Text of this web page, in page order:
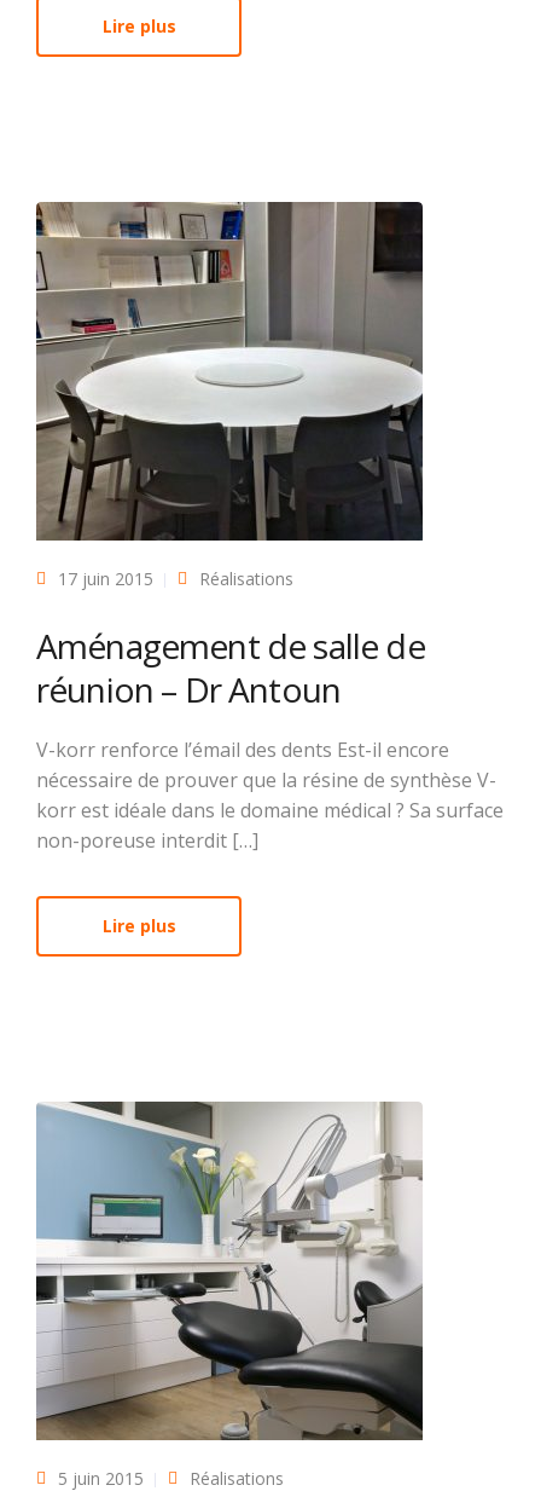
Lire plus
17 juin 2015 Réalisations
Aménagement de salle de
réunion – Dr Antoun
V-korr renforce l’émail des dents Est-il encore
nécessaire de prouver que la résine de synthèse V-
korr est idéale dans le domaine médical ? Sa surface
non-poreuse interdit […]
Lire plus
5 juin 2015 Réalisations